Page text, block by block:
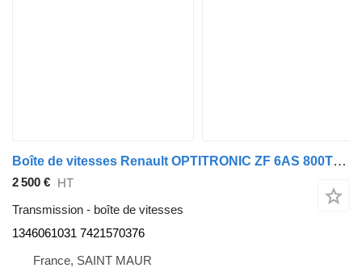
Boîte de vitesses Renault OPTITRONIC ZF 6AS 800TO 1346061031 pour camion Renault D-Series
2 500 € HT
Transmission - boîte de vitesses
1346061031 7421570376
France, SAINT MAUR